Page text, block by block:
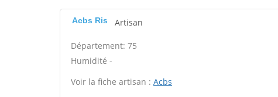
Acbs Ris Artisan
Département: 75
Humidité -
Voir la fiche artisan : Acbs